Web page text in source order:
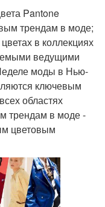
Pantone
трендам в моде;
в коллекциях
ведущими
моды в Нью-
ключевым
областях
трендам в моде -
цветовым